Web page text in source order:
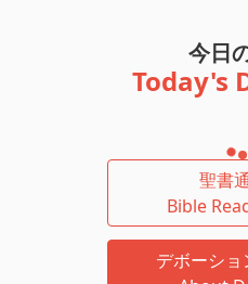
今日
Today's
聖書
Bible
デボーショ